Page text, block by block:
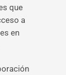
que
a
en